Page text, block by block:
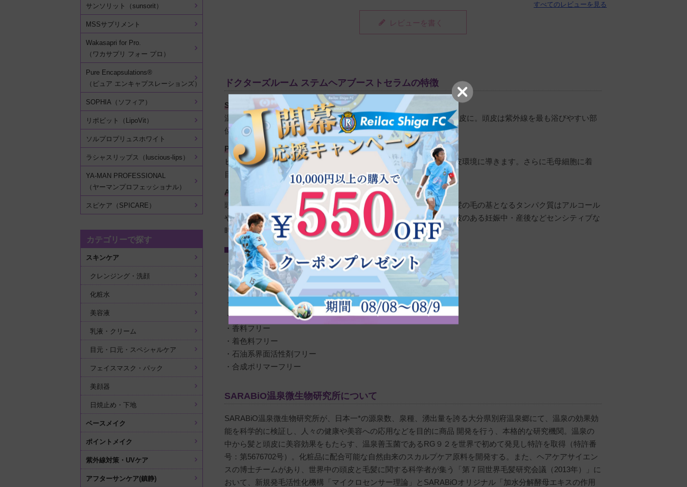
すべてのレビューを見る
レビューを書く
ドクターズルーム ステムヘアブーストセラムの特徴
SCALP ENVIRON頭皮環境を整え綺麗な頭皮へ
温泉善玉菌RG92が頭皮フローラを整え、健やかでふっくらとした頭皮に。頭皮は紫外線を最も浴びやすい部
位で、 ダメージが蓄積されがち。そんな頭皮をリカバリーします。
POWERFUL HAIR強くしなやかな髪に
ヒト幹細胞培養液や温泉酵母などの美容成分がなじみ、健やかな頭皮環境に導きます。さらに毛母細胞に着
目。根元から立ち上がり、美しくハリのある髪へ。
ADDITIVE FREE
無添加
頭皮だけではなく、髪の毛のダメージを考え、無添加処方で開発。髪の毛の基となるタンパク質はアルコール
や化学物質により、変形し頭皮へのダメージへ繋がります。体調に波のある妊娠中・産後などセンシティブな
時期でも、頭皮を優しく守ります。
9つのフリー処方
・アルコールフリー
・パラベンフリー
・酸化防止剤フリー
・ph調整剤フリー
・鉱物油フリー
・香料フリー
・着色料フリー
・石油系界面活性剤フリー
・合成ポリマーフリー
SARABiO温泉微生物研究所について
SARABiO温泉微生物研究所が、日本一*の源泉数、泉種、湧出量を誇る大分県別府温泉郷にて、温泉の効果効
能を科学的に検証し、人々の健康や美容への応用などを目的に商品 開発を行う、本格的な研究機関。温泉の
中から髪と頭皮に美容効果をもたらす、温泉善玉菌であるRG９２を世界で初めて発見し特許を取得（特許番
号：第5676702号）。化粧品に配合可能な自然由来のスカルプケア原料を開発する。また、ヘアケアサイエン
スの博士チームがあり、世界中の頭皮と毛髪に関する科学者が集う「第７回世界毛髪研究会議（2013年）」に
おいて、新規発毛活性化機構「マイクロセンサー理論」とSARABiOオリジナル「加水分解酵母エキスの作用
サンソリット（sunsorit）
MSSサプリメント
Wakasapri for Pro.
（ワカサプリ フォー プロ）
Pure Encapsulations®
（ピュア エンキャプスレーションズ）
SOPHIA（ソフィア）
リポビット（LipoVit）
ソルプロプリュスホワイト
ラシャスリップス（luscious-lips）
YA-MAN PROFESSIONAL
（ヤーマンプロフェッショナル）
スピケア（SPICARE）
カテゴリーで探す
スキンケア
クレンジング・洗顔
化粧水
美容液
乳液・クリーム
目元・口元・スペシャルケア
フェイスマスク・パック
美顔器
日焼止め・下地
ベースメイク
ポイントメイク
紫外線対策・UVケア
アフターサンケア(鎮静)